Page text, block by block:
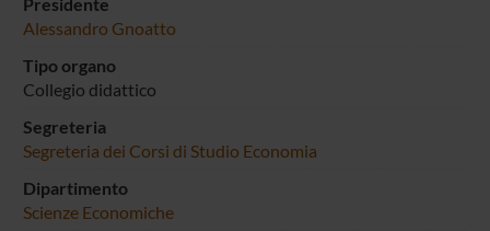
Alessandro Gnoatto
Tipo organo
Collegio didattico
Segreteria
Segreteria dei Corsi di Studio Economia
Dipartimento
Scienze Economiche